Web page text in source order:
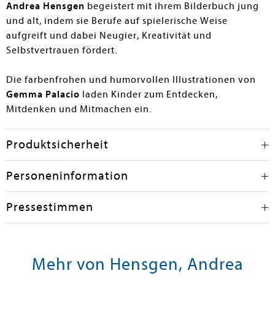
Andrea Hensgen begeistert mit ihrem Bilderbuch jung
und alt, indem sie Berufe auf spielerische Weise
aufgreift und dabei Neugier, Kreativität und
Selbstvertrauen fördert.
Die farbenfrohen und humorvollen Illustrationen von
Gemma Palacio laden Kinder zum Entdecken,
Mitdenken und Mitmachen ein.
Produktsicherheit
Personeninformation
Pressestimmen
Mehr von Hensgen, Andrea